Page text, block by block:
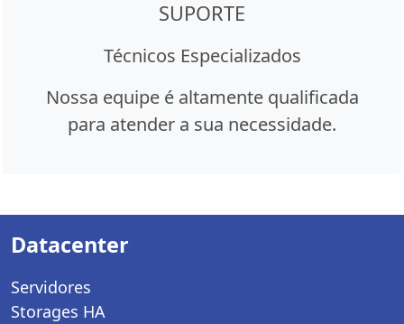
SUPORTE
Técnicos Especializados
Nossa equipe é altamente qualificada
para atender a sua necessidade.
Datacenter
Servidores
Storages HA